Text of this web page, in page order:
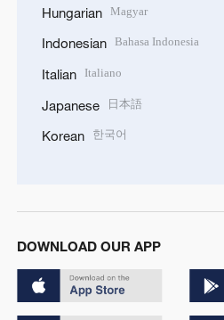
Hungarian Magyar
Indonesian Bahasa Indonesia
Italian Italiano
Japanese 日本語
Korean 한국어
DOWNLOAD OUR APP